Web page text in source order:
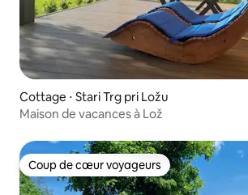
Cottage ⋅ Stari Trg pri Ložu
Maison de vacances à Lož
Coup de cœur voyageurs
Coup de cœur voyageurs